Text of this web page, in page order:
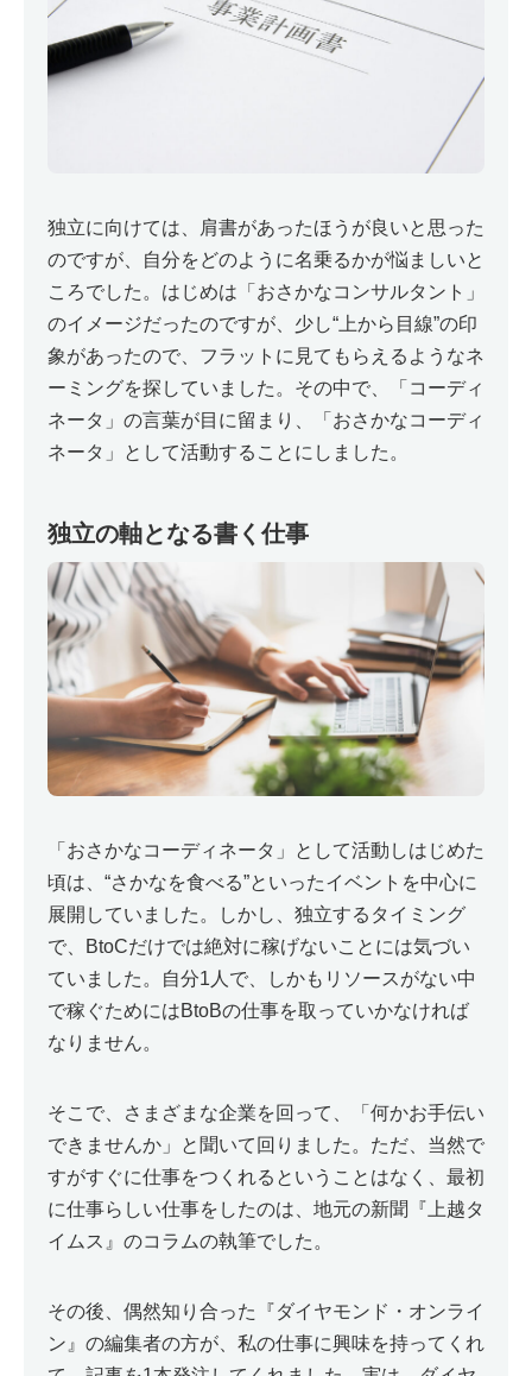
独立に向けては、肩書があったほうが良いと思った
のですが、自分をどのように名乗るかが悩ましいと
ころでした。はじめは「おさかなコンサルタント」
のイメージだったのですが、少し“上から目線”の印
象があったので、フラットに見てもらえるようなネ
ーミングを探していました。その中で、「コーディ
ネータ」の言葉が目に留まり、「おさかなコーディ
ネータ」として活動することにしました。
独立の軸となる書く仕事
「おさかなコーディネータ」として活動しはじめた
頃は、“さかなを食べる”といったイベントを中心に
展開していました。しかし、独立するタイミング
で、BtoCだけでは絶対に稼げないことには気づい
ていました。自分1人で、しかもリソースがない中
で稼ぐためにはBtoBの仕事を取っていかなければ
なりません。
そこで、さまざまな企業を回って、「何かお手伝い
できませんか」と聞いて回りました。ただ、当然で
すがすぐに仕事をつくれるということはなく、最初
に仕事らしい仕事をしたのは、地元の新聞『上越タ
イムス』のコラムの執筆でした。
その後、偶然知り合った『ダイヤモンド・オンライ
ン』の編集者の方が、私の仕事に興味を持ってくれ